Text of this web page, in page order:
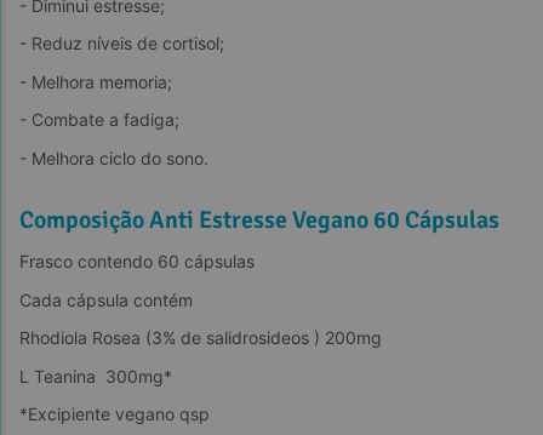
- Diminui estresse;
- Reduz níveis de cortisol;
- Melhora memoria;
- Combate a fadiga;
- Melhora ciclo do sono.
Composição Anti Estresse Vegano 60 Cápsulas
Frasco contendo 60 cápsulas
Cada cápsula contém
Rhodiola Rosea (3% de salidrosideos ) 200mg
L Teanina  300mg*
*Excipiente vegano qsp